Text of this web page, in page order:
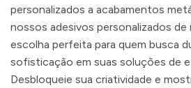
personalizados a acabamentos
nossos adesivos personalizados de
escolha perfeita para quem busca
sofisticação em suas soluções de
Desbloqueie sua criatividade e